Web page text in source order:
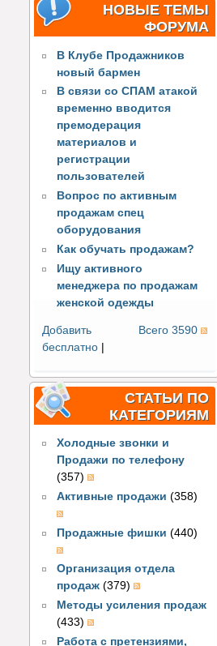
НОВЫЕ ТЕМЫ
ФОРУМА
В Клубе Продажников
новый бармен
В связи со СПАМ атакой
временно вводится
премодерация
материалов и
регистрации
пользователей
Вопрос по активным
продажам спец
оборудования
Как обучать продажам?
Ищу активного
менеджера по продажам
женской одежды
Всего 3590
Добавить
бесплатно |
СТАТЬИ ПО
КАТЕГОРИЯМ
Холодные звонки и
Продажи по телефону
(357)
Активные продажи (358)
Продажные фишки (440)
Организация отдела
продаж (379)
Методы усиления продаж
(433)
Работа с претензиями,